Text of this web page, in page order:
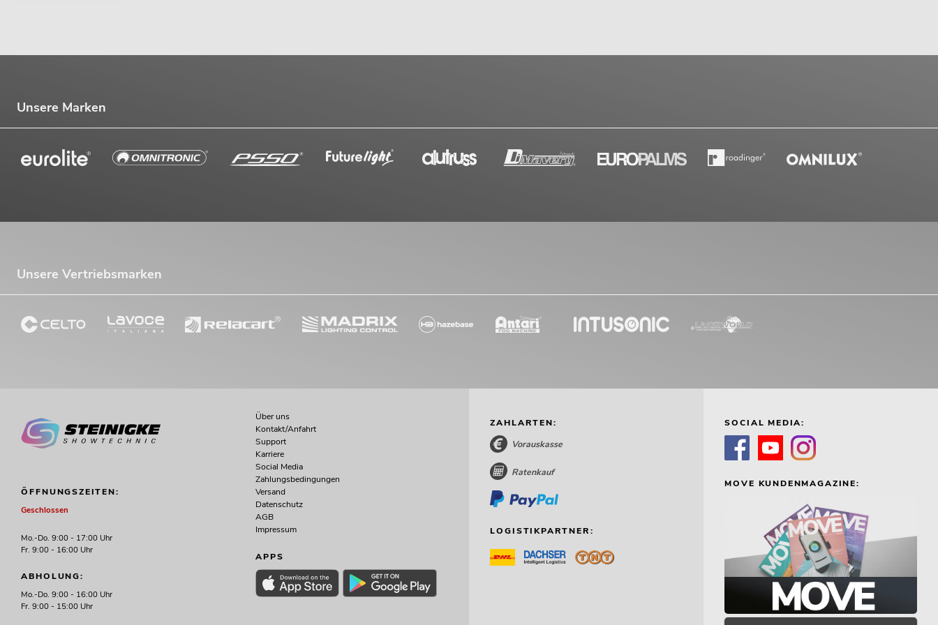
Unsere Marken
Unsere Vertriebsmarken
ÖFFNUNGSZEITEN:
Geschlossen
Mo.-Do. 9:00 - 17:00 Uhr
Fr. 9:00 - 16:00 Uhr
ABHOLUNG:
Mo.-Do. 9:00 - 16:00 Uhr
Fr. 9:00 - 15:00 Uhr
Über uns
Kontakt/Anfahrt
Support
Karriere
Social Media
Zahlungsbedingungen
Versand
Datenschutz
AGB
Impressum
APPS
ZAHLARTEN:
Vorauskasse
Ratenkauf
LOGISTIKPARTNER:
SOCIAL MEDIA:
MOVE KUNDENMAGAZINE: